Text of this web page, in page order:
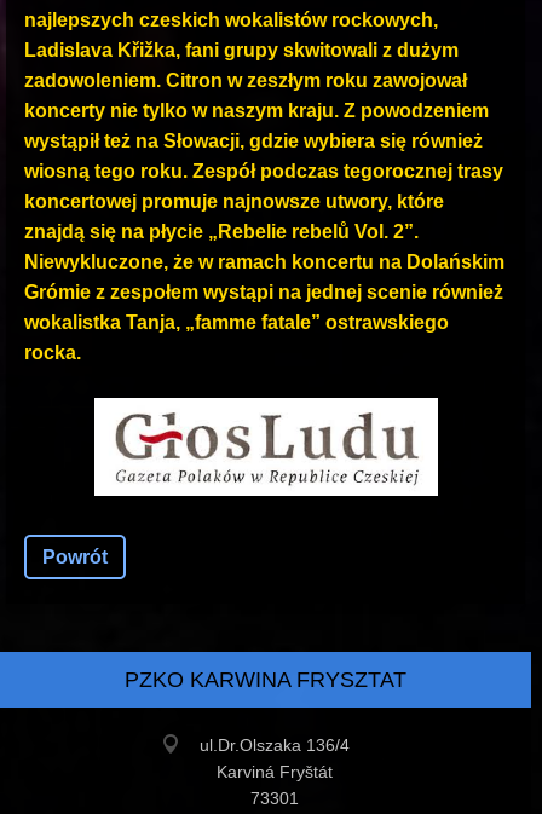
najlepszych czeskich wokalistów rockowych,
Ladislava Křižka, fani grupy skwitowali z dużym
zadowoleniem. Citron w zeszłym roku zawojował
koncerty nie tylko w naszym kraju. Z powodzeniem
wystąpił też na Słowacji, gdzie wybiera się również
wiosną tego roku. Zespół podczas tegorocznej trasy
koncertowej promuje najnowsze utwory, które
znajdą się na płycie „Rebelie rebelů Vol. 2”.
Niewykluczone, że w ramach koncertu na Dolańskim
Grómie z zespołem wystąpi na jednej scenie również
wokalistka Tanja, „famme fatale” ostrawskiego
rocka.
Powrót
PZKO KARWINA FRYSZTAT
ul.Dr.Olszaka 136/4
Karviná Fryštát
73301